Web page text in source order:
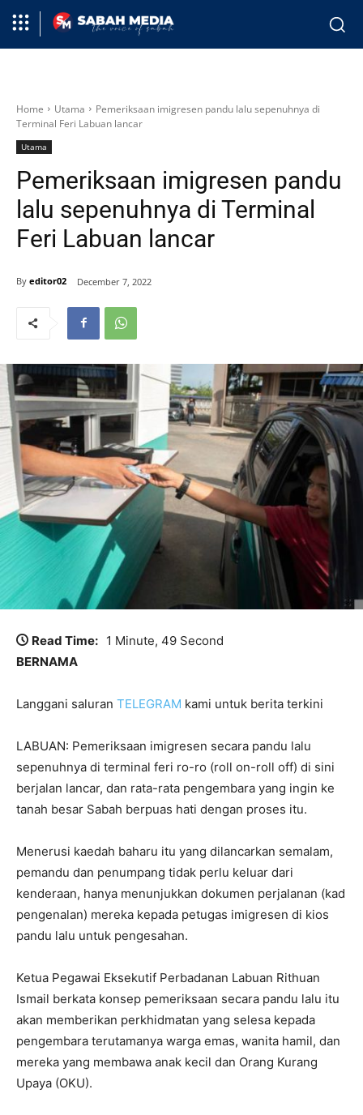
Home Utama
Pemeriksaan imigresen pandu lalu sepenuhnya di
Terminal Feri Labuan lancar
Utama
Pemeriksaan imigresen pandu
lalu sepenuhnya di Terminal
Feri Labuan lancar
By editor02 December 7, 2022
Read Time: 1 Minute, 49 Second
BERNAMA
Langgani saluran TELEGRAM kami untuk berita terkini
LABUAN: Pemeriksaan imigresen secara pandu lalu
sepenuhnya di terminal feri ro-ro (roll on-roll off) di sini
berjalan lancar, dan rata-rata pengembara yang ingin ke
tanah besar Sabah berpuas hati dengan proses itu.
Menerusi kaedah baharu itu yang dilancarkan semalam,
pemandu dan penumpang tidak perlu keluar dari
kenderaan, hanya menunjukkan dokumen perjalanan (kad
pengenalan) mereka kepada petugas imigresen di kios
pandu lalu untuk pengesahan.
Ketua Pegawai Eksekutif Perbadanan Labuan Rithuan
Ismail berkata konsep pemeriksaan secara pandu lalu itu
akan memberikan perkhidmatan yang selesa kepada
pengembara terutamanya warga emas, wanita hamil, dan
mereka yang membawa anak kecil dan Orang Kurang
Upaya (OKU).